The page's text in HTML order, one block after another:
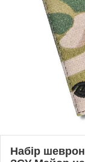
Набір